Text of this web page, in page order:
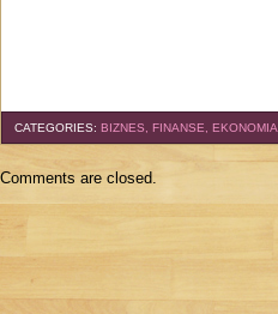
CATEGORIES: BIZNES, FINANSE, EKONOMIA
Comments are closed.